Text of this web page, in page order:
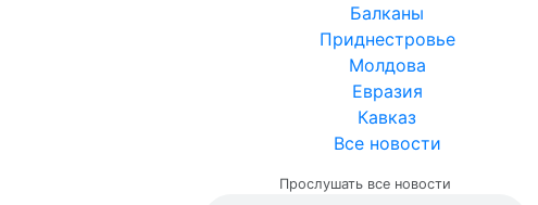
Балканы
Приднестровье
Молдова
Евразия
Кавказ
Все новости
Прослушать все новости